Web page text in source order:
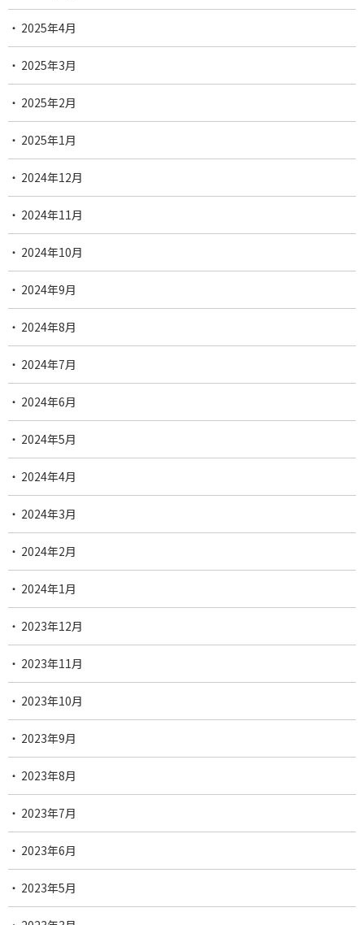
2025年4月
2025年3月
2025年2月
2025年1月
2024年12月
2024年11月
2024年10月
2024年9月
2024年8月
2024年7月
2024年6月
2024年5月
2024年4月
2024年3月
2024年2月
2024年1月
2023年12月
2023年11月
2023年10月
2023年9月
2023年8月
2023年7月
2023年6月
2023年5月